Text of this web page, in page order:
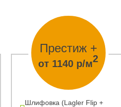
Престиж +
от 1140 р/м2
Шлифовка (Lagler Flip +